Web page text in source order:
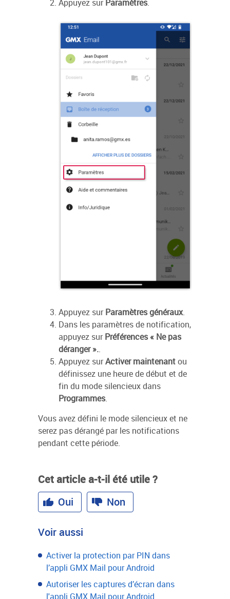
Appuyez surParamètres.
Appuyez surParamètres généraux.
Dans les paramètres de notification,
appuyez surPréférences « Ne pas
déranger »..
Appuyez surActiver maintenantou
définissez une heure de début et de
fin du mode silencieux dans
Programmes.
Vous avez défini le mode silencieux et ne
serez pas dérangé par les notifications
pendant cette période.
Cet article a-t-il été utile ?
Oui
Non
Voir aussi
Activer la protection par PIN dans
l’appli GMX Mail pour Android
Autoriser les captures d’écran dans
l'appli GMX Mail pour Android